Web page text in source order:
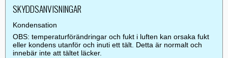
SKYDDSANVISNINGAR
Kondensation
OBS: temperaturförändringar och fukt i luften kan orsaka fukt
eller kondens utanför och inuti ett tält. Detta är normalt och
innebär inte att tältet läcker.